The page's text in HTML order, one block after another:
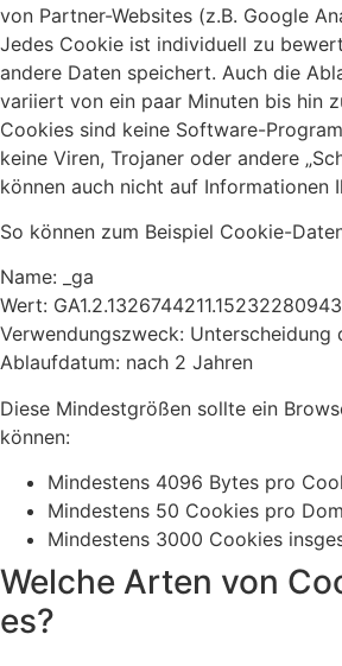
von Partner-Websites (z.B. Google
Jedes Cookie ist individuell zu
andere Daten speichert. Auch die
variiert von ein paar Minuten bis hin
Cookies sind keine Software-
keine Viren, Trojaner oder andere
können auch nicht auf Informationen
So können zum Beispiel Cookie-
Name: _ga
Wert:
Verwendungszweck: Unterscheidung
Ablaufdatum: nach 2 Jahren
Diese Mindestgrößen sollte ein
können:
Mindestens 4096 Bytes pro
Mindestens 50 Cookies pro
Mindestens 3000 Cookies
Welche Arten von
es?